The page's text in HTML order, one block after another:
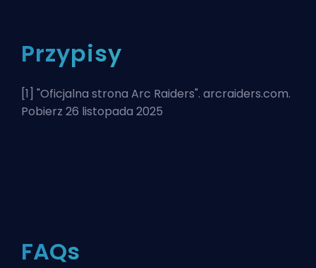
Przypisy
[1] "Oficjalna strona Arc Raiders". arcraiders.com.
Pobierz 26 listopada 2025
FAQs